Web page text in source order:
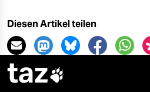
Diesen Artikel teilen
taz